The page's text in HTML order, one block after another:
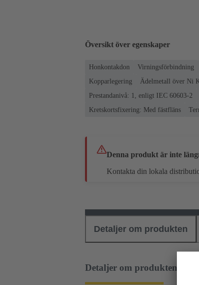
Översikt över egenskaper
Honkontakdon Virningsförbindning
Kopparlegering
Ädelmetall över Ni
Prestandanivå: 1, enligt IEC 60603-2
Kretskortsfixering: Med fästfläns
Denna produkt är inte
Kontakta din lokala
Detaljer om produkten
Detaljer om produkten